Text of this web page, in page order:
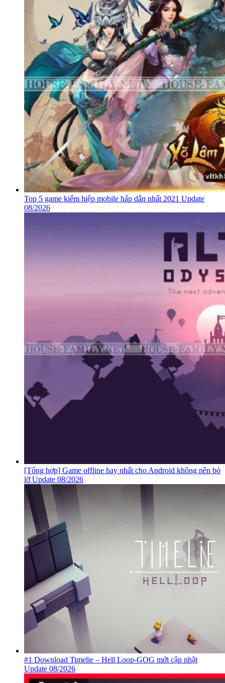
Top 5 game kiếm hiệp mobile hấp dẫn nhất 2021 Update
08/2026
[Tổng hợp] Game offline hay nhất cho Android không nên bỏ
lỡ Update 08/2026
#1 Download Timelie – Hell Loop-GOG mới cập nhật
Update 08/2026